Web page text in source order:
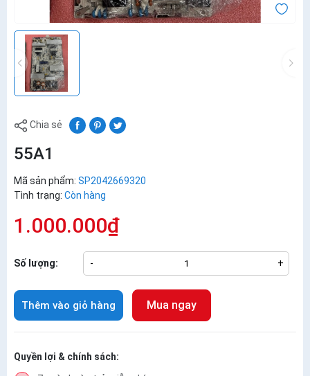
Chia sẻ
55A1
Mã sản phẩm: SP2042669320
Tình trạng: Còn hàng
1.000.000₫
Số lượng: - +
Thêm vào giỏ hàng Mua ngay
Quyền lợi & chính sách: